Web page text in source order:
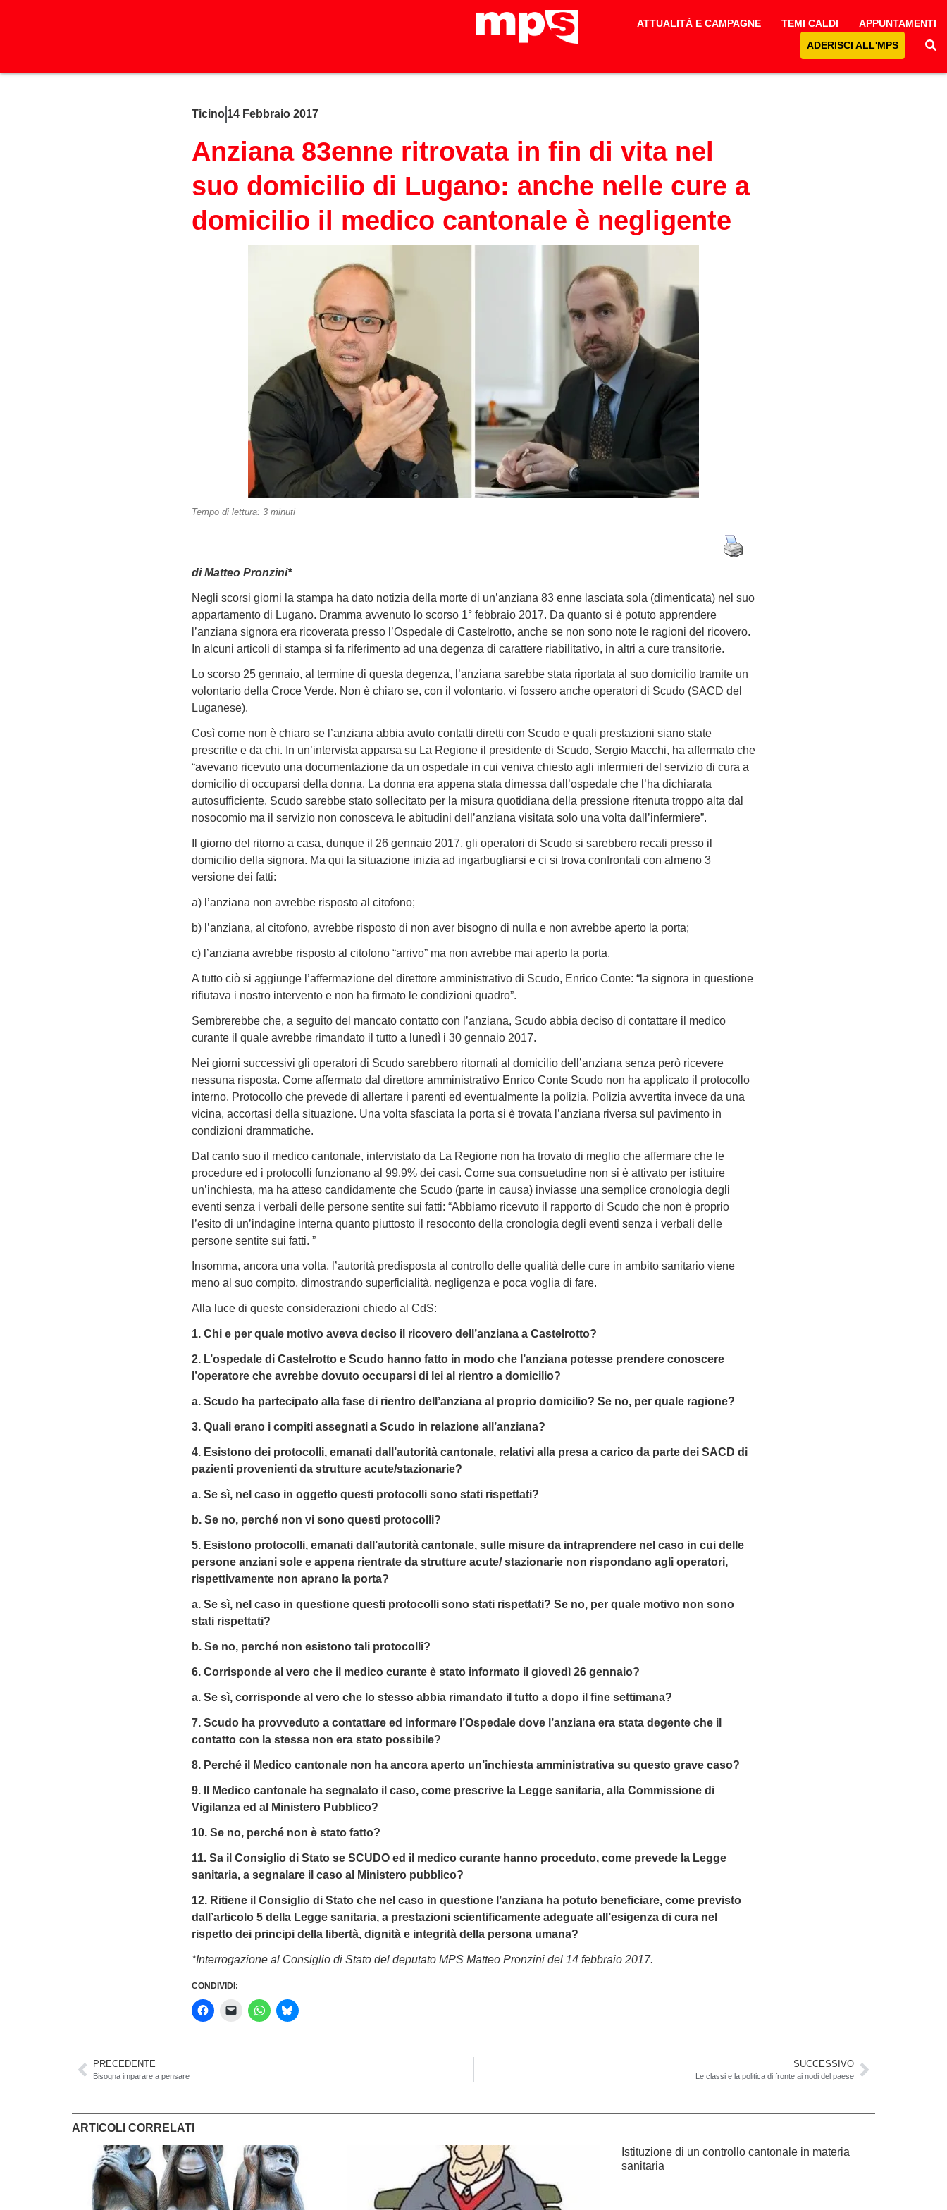
ATTUALITÀ E CAMPAGNE TEMI CALDI
APPUNTAMENTI
ADERISCI ALL'MPS
Ticino 14 Febbraio 2017
Anziana 83enne ritrovata in fin di vita nel
suo domicilio di Lugano: anche nelle cure a
domicilio il medico cantonale è negligente
Tempo di lettura: 3 minuti
di Matteo Pronzini*
Negli scorsi giorni la stampa ha dato notizia della morte di un’anziana 83 enne lasciata sola (dimenticata) nel suo
appartamento di Lugano. Dramma avvenuto lo scorso 1° febbraio 2017. Da quanto si è potuto apprendere
l’anziana signora era ricoverata presso l’Ospedale di Castelrotto, anche se non sono note le ragioni del ricovero.
In alcuni articoli di stampa si fa riferimento ad una degenza di carattere riabilitativo, in altri a cure transitorie.
Lo scorso 25 gennaio, al termine di questa degenza, l’anziana sarebbe stata riportata al suo domicilio tramite un
volontario della Croce Verde. Non è chiaro se, con il volontario, vi fossero anche operatori di Scudo (SACD del
Luganese).
Così come non è chiaro se l’anziana abbia avuto contatti diretti con Scudo e quali prestazioni siano state
prescritte e da chi. In un’intervista apparsa su La Regione il presidente di Scudo, Sergio Macchi, ha affermato che
“avevano ricevuto una documentazione da un ospedale in cui veniva chiesto agli infermieri del servizio di cura a
domicilio di occuparsi della donna. La donna era appena stata dimessa dall’ospedale che l’ha dichiarata
autosufficiente. Scudo sarebbe stato sollecitato per la misura quotidiana della pressione ritenuta troppo alta dal
nosocomio ma il servizio non conosceva le abitudini dell’anziana visitata solo una volta dall’infermiere”.
Il giorno del ritorno a casa, dunque il 26 gennaio 2017, gli operatori di Scudo si sarebbero recati presso il
domicilio della signora. Ma qui la situazione inizia ad ingarbugliarsi e ci si trova confrontati con almeno 3
versione dei fatti:
a) l’anziana non avrebbe risposto al citofono;
b) l’anziana, al citofono, avrebbe risposto di non aver bisogno di nulla e non avrebbe aperto la porta;
c) l’anziana avrebbe risposto al citofono “arrivo” ma non avrebbe mai aperto la porta.
A tutto ciò si aggiunge l’affermazione del direttore amministrativo di Scudo, Enrico Conte: “la signora in questione
rifiutava i nostro intervento e non ha firmato le condizioni quadro”.
Sembrerebbe che, a seguito del mancato contatto con l’anziana, Scudo abbia deciso di contattare il medico
curante il quale avrebbe rimandato il tutto a lunedì i 30 gennaio 2017.
Nei giorni successivi gli operatori di Scudo sarebbero ritornati al domicilio dell’anziana senza però ricevere
nessuna risposta. Come affermato dal direttore amministrativo Enrico Conte Scudo non ha applicato il protocollo
interno. Protocollo che prevede di allertare i parenti ed eventualmente la polizia. Polizia avvertita invece da una
vicina, accortasi della situazione. Una volta sfasciata la porta si è trovata l’anziana riversa sul pavimento in
condizioni drammatiche.
Dal canto suo il medico cantonale, intervistato da La Regione non ha trovato di meglio che affermare che le
procedure ed i protocolli funzionano al 99.9% dei casi. Come sua consuetudine non si è attivato per istituire
un’inchiesta, ma ha atteso candidamente che Scudo (parte in causa) inviasse una semplice cronologia degli
eventi senza i verbali delle persone sentite sui fatti: “Abbiamo ricevuto il rapporto di Scudo che non è proprio
l’esito di un’indagine interna quanto piuttosto il resoconto della cronologia degli eventi senza i verbali delle
persone sentite sui fatti. ”
Insomma, ancora una volta, l’autorità predisposta al controllo delle qualità delle cure in ambito sanitario viene
meno al suo compito, dimostrando superficialità, negligenza e poca voglia di fare.
Alla luce di queste considerazioni chiedo al CdS:
1. Chi e per quale motivo aveva deciso il ricovero dell’anziana a Castelrotto?
2. L’ospedale di Castelrotto e Scudo hanno fatto in modo che l’anziana potesse prendere conoscere
l’operatore che avrebbe dovuto occuparsi di lei al rientro a domicilio?
a. Scudo ha partecipato alla fase di rientro dell’anziana al proprio domicilio? Se no, per quale ragione?
3. Quali erano i compiti assegnati a Scudo in relazione all’anziana?
4. Esistono dei protocolli, emanati dall’autorità cantonale, relativi alla presa a carico da parte dei SACD di
pazienti provenienti da strutture acute/stazionarie?
a. Se sì, nel caso in oggetto questi protocolli sono stati rispettati?
b. Se no, perché non vi sono questi protocolli?
5. Esistono protocolli, emanati dall’autorità cantonale, sulle misure da intraprendere nel caso in cui delle
persone anziani sole e appena rientrate da strutture acute/ stazionarie non rispondano agli operatori,
rispettivamente non aprano la porta?
a. Se sì, nel caso in questione questi protocolli sono stati rispettati? Se no, per quale motivo non sono
stati rispettati?
b. Se no, perché non esistono tali protocolli?
6. Corrisponde al vero che il medico curante è stato informato il giovedì 26 gennaio?
a. Se sì, corrisponde al vero che lo stesso abbia rimandato il tutto a dopo il fine settimana?
7. Scudo ha provveduto a contattare ed informare l’Ospedale dove l’anziana era stata degente che il
contatto con la stessa non era stato possibile?
8. Perché il Medico cantonale non ha ancora aperto un’inchiesta amministrativa su questo grave caso?
9. Il Medico cantonale ha segnalato il caso, come prescrive la Legge sanitaria, alla Commissione di
Vigilanza ed al Ministero Pubblico?
10. Se no, perché non è stato fatto?
11. Sa il Consiglio di Stato se SCUDO ed il medico curante hanno proceduto, come prevede la Legge
sanitaria, a segnalare il caso al Ministero pubblico?
12. Ritiene il Consiglio di Stato che nel caso in questione l’anziana ha potuto beneficiare, come previsto
dall’articolo 5 della Legge sanitaria, a prestazioni scientificamente adeguate all’esigenza di cura nel
rispetto dei principi della libertà, dignità e integrità della persona umana?
*Interrogazione al Consiglio di Stato del deputato MPS Matteo Pronzini del 14 febbraio 2017.
CONDIVIDI:
PRECEDENTE
Bisogna imparare a pensare
SUCCESSIVO
Le classi e la politica di fronte ai nodi del paese
ARTICOLI CORRELATI
Istituzione di un controllo cantonale in materia
sanitaria